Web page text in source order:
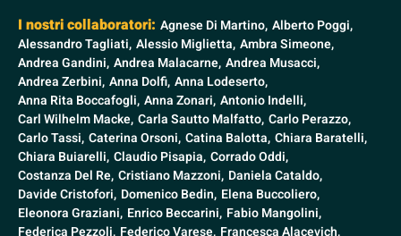
I nostri collaboratori: Agnese Di Martino, Alberto Poggi,
Alessandro Tagliati, Alessio Miglietta, Ambra Simeone,
Andrea Gandini, Andrea Malacarne, Andrea Musacci,
Andrea Zerbini, Anna Dolfi, Anna Lodeserto,
Anna Rita Boccafogli, Anna Zonari, Antonio Indelli,
Carl Wilhelm Macke, Carla Sautto Malfatto, Carlo Perazzo,
Carlo Tassi, Caterina Orsoni, Catina Balotta, Chiara Baratelli,
Chiara Buiarelli, Claudio Pisapia, Corrado Oddi,
Costanza Del Re, Cristiano Mazzoni, Daniela Cataldo,
Davide Cristofori, Domenico Bedin, Elena Buccoliero,
Eleonora Graziani, Enrico Beccarini, Fabio Mangolini,